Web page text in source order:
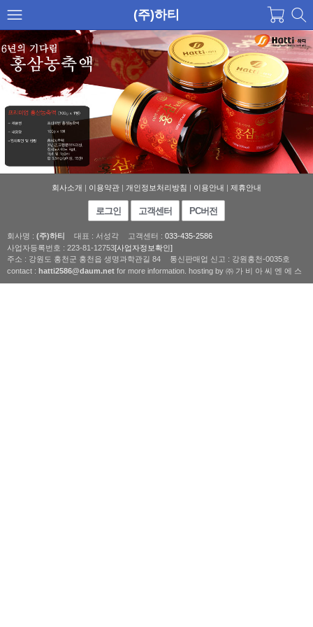
(주)하티
회사소개 | 이용약관 | 개인정보처리방침 | 이용안내 | 제휴안내
로그인 고객센터 PC버전
회사명 : (주)하티 대표 : 서성각 고객센터 : 033-435-2586
사업자등록번호 : 223-81-12753[사업자정보확인]
주소 : 강원도 홍천군 홍천읍 생명과학관길 84
통신판매업 신고 : 강원홍천-0035호
contact : hatti2586@daum.net for more information. hosting by ㈜ 가 비 아 씨 엔 에 스